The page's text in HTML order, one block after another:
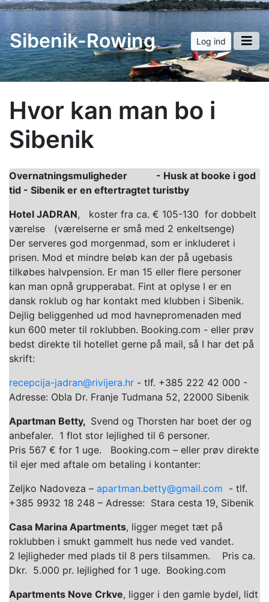
Sibenik-Rowing Log ind
Hvor kan man bo i
Sibenik
Overnatningsmuligheder - Husk at booke i god
tid - Sibenik er en eftertragtet turistby
Hotel JADRAN, koster fra ca. € 105-130 for dobbelt
værelse (værelserne er små med 2 enkeltsenge)
Der serveres god morgenmad, som er inkluderet i
prisen. Mod et mindre beløb kan der på ugebasis
tilkøbes halvpension. Er man 15 eller flere personer
kan man opnå grupperabat. Fint at oplyse I er en
dansk roklub og har kontakt med klubben i Sibenik.
Dejlig beliggenhed ud mod havnepromenaden med
kun 600 meter til roklubben. Booking.com - eller prøv
bedst direkte til hotellet gerne på mail, så I har det på
skrift:
recepcija-jadran@rivijera.hr - tlf. +385 222 42 000 -
Adresse: Obla Dr. Franje Tudmana 52, 22000 Sibenik
Apartman Betty, Svend og Thorsten har boet der og
anbefaler. 1 flot stor lejlighed til 6 personer.
Pris 567 € for 1 uge. Booking.com – eller prøv direkte
til ejer med aftale om betaling i kontanter:
Zeljko Nadoveza – apartman.betty@gmail.com - tlf.
+385 9932 18 248 – Adresse: Stara cesta 19, Sibenik
Casa Marina Apartments, ligger meget tæt på
roklubben i smukt gammelt hus nede ved vandet.
2 lejligheder med plads til 8 pers tilsammen. Pris ca.
Dkr. 5.000 pr. lejlighed for 1 uge. Booking.com
Apartments Nove Crkve, ligger i den gamle bydel, lidt